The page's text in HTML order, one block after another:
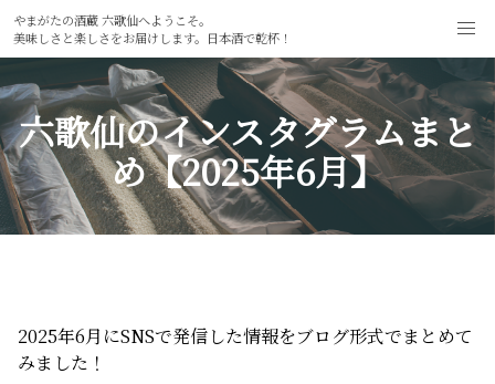
やまがたの酒蔵 六歌仙へようこそ。
美味しさと楽しさをお届けします。日本酒で乾杯！
六歌仙のインスタグラムまと
め【2025年6月】
2025年6月にSNSで発信した情報をブログ形式でまとめて
みました！